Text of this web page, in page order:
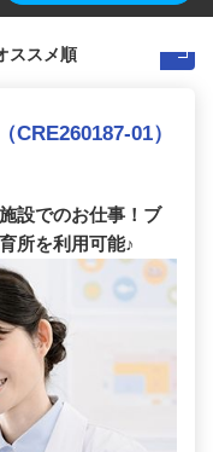
01）
設でのお仕事！ブ
所を利用可能♪